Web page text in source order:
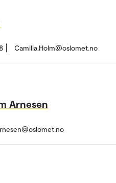
Camilla.Holm@oslomet.no
Arnesen